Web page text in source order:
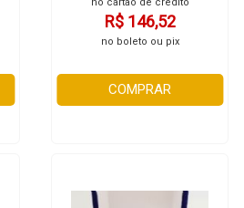
R$ 146,52
no boleto ou pix
COMPRAR